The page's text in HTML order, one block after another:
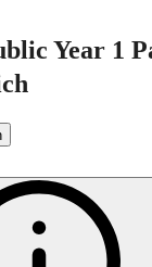
Year 1